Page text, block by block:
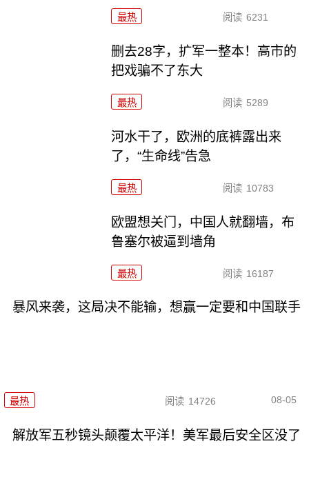
最热 阅读 6231
删去28字，扩军一整本！高市的
把戏骗不了东大
最热 阅读 5289
河水干了，欧洲的底裤露出来
了，“生命线”告急
最热 阅读 10783
欧盟想关门，中国人就翻墙，布
鲁塞尔被逼到墙角
最热 阅读 16187
暴风来袭，这局决不能输，想赢一定要和中国联手
最热 阅读 14726 08-05
解放军五秒镜头颠覆太平洋！美军最后安全区没了